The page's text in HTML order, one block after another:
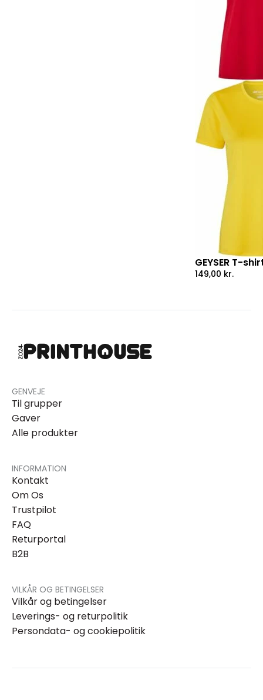
GEYSER T-
149,00 kr.
GENVEJE
Til grupper
Gaver
Alle produkter
INFORMATION
Kontakt
Om Os
Trustpilot
FAQ
Returportal
B2B
VILKÅR OG BETINGELSER
Vilkår og betingelser
Leverings- og returpolitik
Persondata- og cookiepolitik